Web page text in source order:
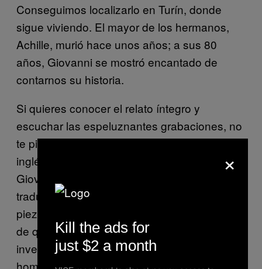
Conseguimos localizarlo en Turín, donde
sigue viviendo. El mayor de los hermanos,
Achille, murió hace unos años; a sus 80
años, Giovanni se mostró encantado de
contarnos su historia.
Si quieres conocer el relato íntegro y
escuchar las espeluznantes grabaciones, no
te pierdas el episodio delprograma(en
inglés). Una cosa diré: tras escuchar a
Giovanni contestar mis preguntas, leer las
traducciones y pasar horas encajando las
piezas de la historia, llegué a la conclusión
de que no era en absoluto propio de él
inventarse cosas, no porque me pareciera un
hombre de principios inquebrantables, sino
×
Kill the ads for
just $2 a month